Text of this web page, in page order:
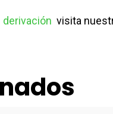
visita